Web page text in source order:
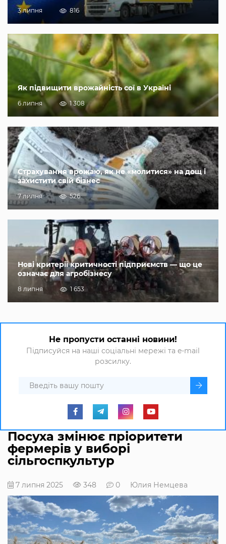
3 липня 816
Як підвищити врожайність сої в Україні
6 липня 1 308
Страхування врожаю, як не «молитися» на дощ і
захистити свій бізнес
7 липня 526
Нові критерії критичності підприємств — що це
означає для агробізнесу
8 липня 1 653
Не пропусти останні новини!
Підписуйся на наші соціальні мережі та e-mail
розсилку.
Посуха змінює пріоритети
фермерів у виборі
сільгоспкультур
7 липня 2025 348 0 Юлия Немцева